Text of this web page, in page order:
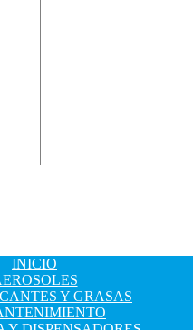
INICIO
Y GRASAS